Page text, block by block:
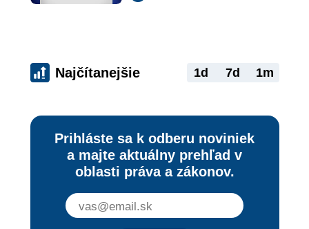
Najčítanejšie 1d 7d 1m
Prihláste sa k odberu noviniek
a majte aktuálny prehľad v
oblasti práva a zákonov.